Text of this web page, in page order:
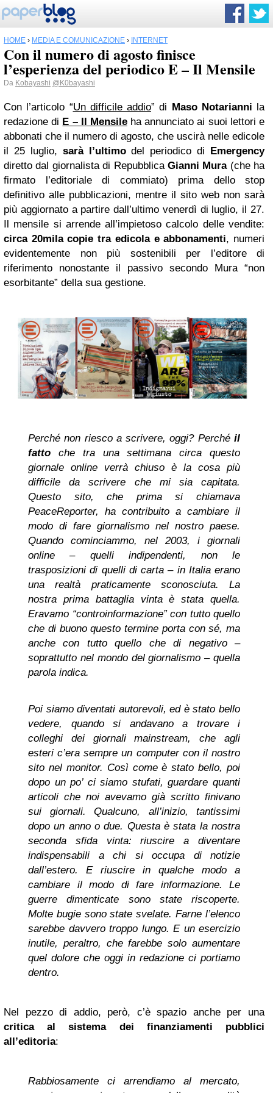
HOME › MEDIA E COMUNICAZIONE › INTERNET
Con il numero di agosto finisce
l’esperienza del periodico E – Il Mensile
Da Kobayashi @K0bayashi
Con l’articolo “Un difficile addio” di Maso Notarianni la
redazione di E – Il Mensileha annunciato ai suoi lettori e
abbonati che il numero di agosto, che uscirà nelle edicole
il 25 luglio, sarà l’ultimodel periodico di Emergency
diretto dal giornalista di Repubblica Gianni Mura(che ha
firmato l’editoriale di commiato) prima dello stop
definitivo alle pubblicazioni, mentre il sito web non sarà
più aggiornato a partire dall’ultimo venerdì di luglio, il 27.
Il mensile si arrende all’impietoso calcolo delle vendite:
circa 20mila copie tra edicola e abbonamenti, numeri
evidentemente non più sostenibili per l’editore di
riferimento nonostante il passivo secondo Mura “non
esorbitante” della sua gestione.
Perché non riesco a scrivere, oggi? Perché il
fatto che tra una settimana circa questo
giornale online verrà chiuso è la cosa più
difficile da scrivere che mi sia capitata.
Questo sito, che prima si chiamava
PeaceReporter, ha contribuito a cambiare il
modo di fare giornalismo nel nostro paese.
Quando cominciammo, nel 2003, i giornali
online – quelli indipendenti, non le
trasposizioni di quelli di carta – in Italia erano
una realtà praticamente sconosciuta. La
nostra prima battaglia vinta è stata quella.
Eravamo “controinformazione” con tutto quello
che di buono questo termine porta con sé, ma
anche con tutto quello che di negativo –
soprattutto nel mondo del giornalismo – quella
parola indica.
Poi siamo diventati autorevoli, ed è stato bello
vedere, quando si andavano a trovare i
colleghi dei giornali mainstream, che agli
esteri c’era sempre un computer con il nostro
sito nel monitor. Così come è stato bello, poi
dopo un po’ ci siamo stufati, guardare quanti
articoli che noi avevamo già scritto finivano
sui giornali. Qualcuno, all’inizio, tantissimi
dopo un anno o due. Questa è stata la nostra
seconda sfida vinta: riuscire a diventare
indispensabili a chi si occupa di notizie
dall’estero. E riuscire in qualche modo a
cambiare il modo di fare informazione. Le
guerre dimenticate sono state riscoperte.
Molte bugie sono state svelate. Farne l’elenco
sarebbe davvero troppo lungo. E un esercizio
inutile, peraltro, che farebbe solo aumentare
quel dolore che oggi in redazione ci portiamo
dentro.
Nel pezzo di addio, però, c’è spazio anche per una
critica al sistema dei finanziamenti pubblici
all’editoria:
Rabbiosamente ci arrendiamo al mercato,